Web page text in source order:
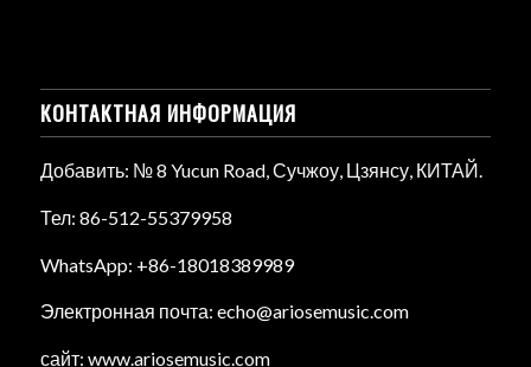
КОНТАКТНАЯ ИНФОРМАЦИЯ
Добавить: № 8 Yucun Road, Сучжоу, Цзянсу, КИТАЙ.
Тел: 86-512-55379958
WhatsApp: +86-18018389989
Электронная почта: echo@ariosemusic.com
сайт: www.ariosemusic.com